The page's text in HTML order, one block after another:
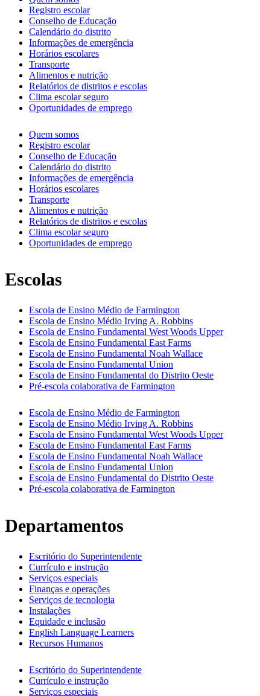
Registro escolar
Conselho de Educação
Calendário do distrito
Informações de emergência
Horários escolares
Transporte
Alimentos e nutrição
Relatórios de distritos e escolas
Clima escolar seguro
Oportunidades de emprego
Quem somos
Registro escolar
Conselho de Educação
Calendário do distrito
Informações de emergência
Horários escolares
Transporte
Alimentos e nutrição
Relatórios de distritos e escolas
Clima escolar seguro
Oportunidades de emprego
Escolas
Escola de Ensino Médio de Farmington
Escola de Ensino Médio Irving A. Robbins
Escola de Ensino Fundamental West Woods Upper
Escola de Ensino Fundamental East Farms
Escola de Ensino Fundamental Noah Wallace
Escola de Ensino Fundamental Union
Escola de Ensino Fundamental do Distrito Oeste
Pré-escola colaborativa de Farmington
Escola de Ensino Médio de Farmington
Escola de Ensino Médio Irving A. Robbins
Escola de Ensino Fundamental West Woods Upper
Escola de Ensino Fundamental East Farms
Escola de Ensino Fundamental Noah Wallace
Escola de Ensino Fundamental Union
Escola de Ensino Fundamental do Distrito Oeste
Pré-escola colaborativa de Farmington
Departamentos
Escritório do Superintendente
Currículo e instrução
Serviços especiais
Finanças e operações
Serviços de tecnologia
Instalações
Equidade e inclusão
English Language Learners
Recursos Humanos
Escritório do Superintendente
Currículo e instrução
Serviços especiais